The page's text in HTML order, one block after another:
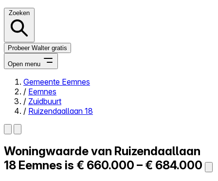
Zoeken
Probeer Walter gratis
Open menu
Close menu
Zelf kopen
Alles-in-één
Reviews
Gemeente Eemnes
/ Eemnes
/ Zuidbuurt
/ Ruizendaallaan 18
Woningwaarde van Ruizendaallaan
18 Eemnes is € 660.000 – € 684.000